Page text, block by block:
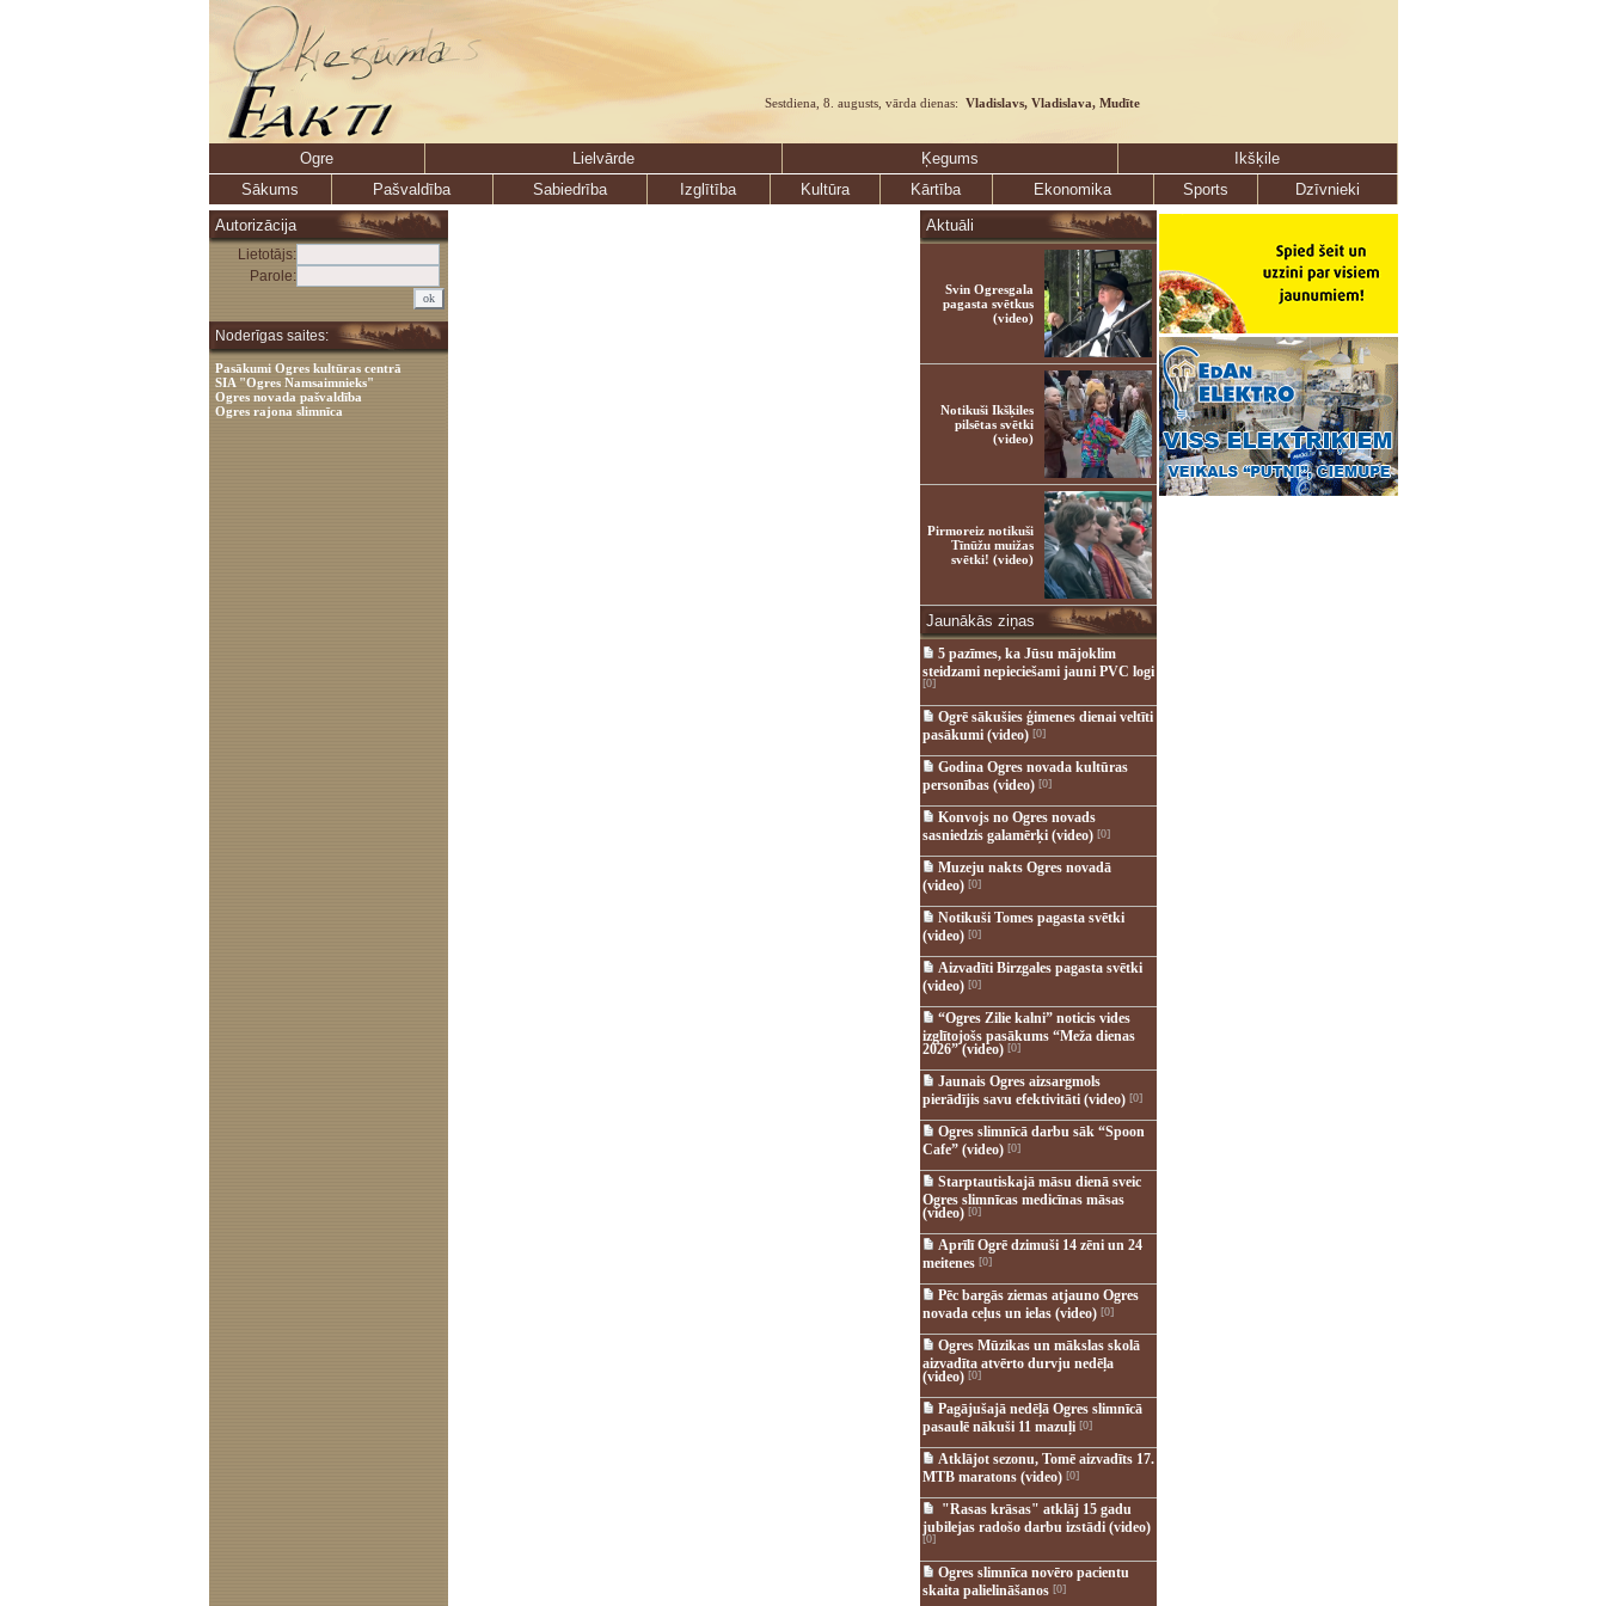
Sestdiena, 8. augusts, vārda dienas: Vladislavs, Vladislava, Mudīte
Ogre Lielvārde Ķegums
Ikšķile
Sākums
Pašvaldība Sabiedrība Izglītība Kultūra Kārtība Ekonomika Sports
Dzīvnieki
Autorizācija
Lietotājs:
Parole:
Noderīgas saites:
Pasākumi Ogres kultūras centrā
SIA "Ogres Namsaimnieks"
Ogres novada pašvaldība
Ogres rajona slimnīca
Aktuāli
Svin Ogresgala
pagasta svētkus
(video)
Notikuši Ikšķiles
pilsētas svētki
(video)
Pirmoreiz notikuši
Tīnūžu muižas
svētki! (video)
Jaunākās ziņas
5 pazīmes, ka Jūsu mājoklim
steidzami nepieciešami jauni PVC logi
[0]
Ogrē sākušies ģimenes dienai veltīti
pasākumi (video)[0]
Godina Ogres novada kultūras
personības (video)[0]
Konvojs no Ogres novads
sasniedzis galamērķi (video)[0]
Muzeju nakts Ogres novadā
(video)[0]
Notikuši Tomes pagasta svētki
(video)[0]
Aizvadīti Birzgales pagasta svētki
(video)[0]
“Ogres Zilie kalni” noticis vides
izglītojošs pasākums “Meža dienas
2026” (video)[0]
Jaunais Ogres aizsargmols
pierādījis savu efektivitāti (video)[0]
Ogres slimnīcā darbu sāk “Spoon
Cafe” (video)[0]
Starptautiskajā māsu dienā sveic
Ogres slimnīcas medicīnas māsas
(video)[0]
Aprīlī Ogrē dzimuši 14 zēni un 24
meitenes [0]
Pēc bargās ziemas atjauno Ogres
novada ceļus un ielas (video)[0]
Ogres Mūzikas un mākslas skolā
aizvadīta atvērto durvju nedēļa
(video)[0]
Pagājušajā nedēļā Ogres slimnīcā
pasaulē nākuši 11 mazuļi[0]
Atklājot sezonu, Tomē aizvadīts 17.
MTB maratons (video)[0]
"Rasas krāsas" atklāj 15 gadu
jubilejas radošo darbu izstādi (video)
[0]
Ogres slimnīca novēro pacientu
skaita palielināšanos [0]